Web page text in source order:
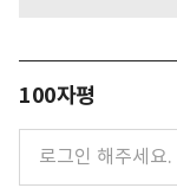
100자평